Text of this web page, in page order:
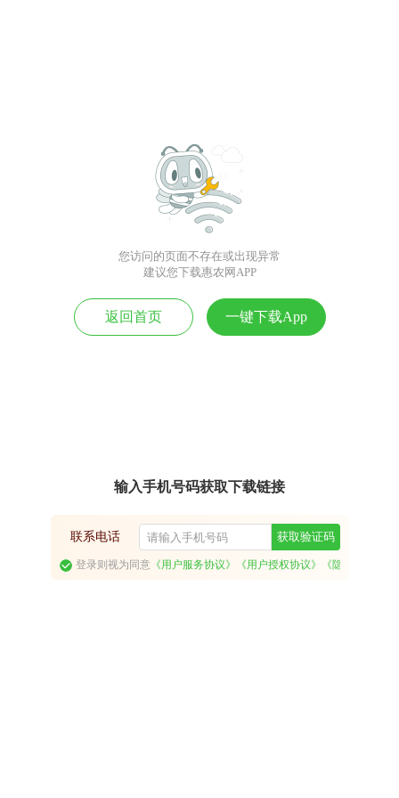
您访问的页面不存在或出现异常
建议您下载惠农网APP
返回首页 一键下载App
输入手机号码获取下载链接
联系电话 获取验证码
登录则视为同意《用户服务协议》 《用户授权协议》 《隐私政策》